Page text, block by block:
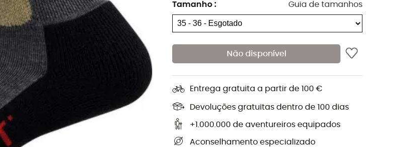
Tamanho : Guia de tamanhos
Não disponível
Entrega gratuita a partir de 100 €
Devoluções gratuitas dentro de 100 dias
+1.000.000 de aventureiros equipados
Aconselhamento especializado